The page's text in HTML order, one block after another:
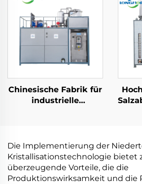
Rückgewinnungsanlage
Chinesische Fabrik für
industrielle
Vakuummantel-
Kristallizer
Die Implementierung der
Kristallisationstechnologie bietet
überzeugende Vorteile, die die
Produktionswirksamkeit und die